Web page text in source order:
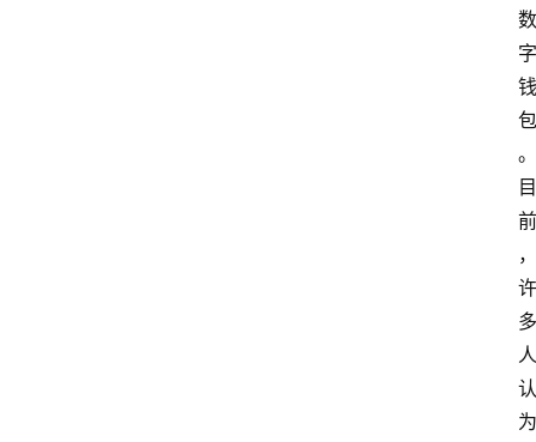
数
字
钱
包
。
目
前
，
许
多
人
认
为